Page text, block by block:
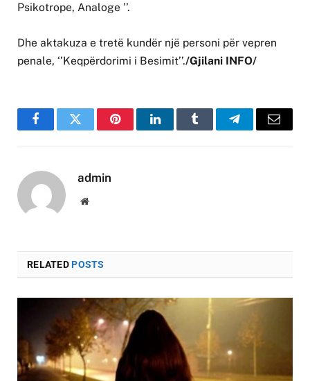
Psikotrope, Analoge ’’.
Dhe aktakuza e tretë kundër një personi për vepren
penale, ‘’Keqpërdorimi i Besimit’’./Gjilani INFO/
FacebookTwitter PinterestLinkedInTumblr TelegramEmail
admin
Website
RELATEDPOSTS